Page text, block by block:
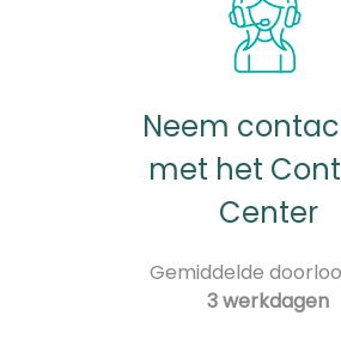
Neem
met het
Center
Gemiddelde
3 werkdagen